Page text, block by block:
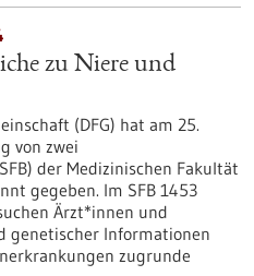
zu Niere und
(DFG) hat am 25.
von zwei
der Medizinischen Fakultät
gegeben. Im SFB 1453
Ärzt*innen und
genetischer Informationen
zugrunde